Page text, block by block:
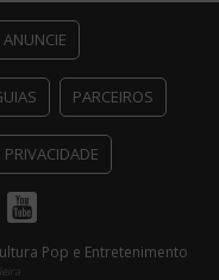
ANUNCIE
PARCEIROS
Youtube
Pop e Entretenimento